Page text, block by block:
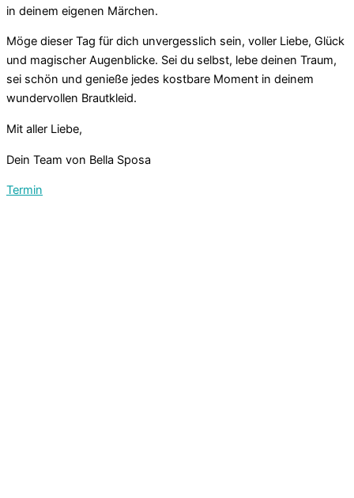
in deinem eigenen Märchen.
Möge dieser Tag für dich unvergesslich sein, voller Liebe, Glück
und magischer Augenblicke. Sei du selbst, lebe deinen Traum,
sei schön und genieße jedes kostbare Moment in deinem
wundervollen Brautkleid.
Mit aller Liebe,
Dein Team von Bella Sposa
Termin